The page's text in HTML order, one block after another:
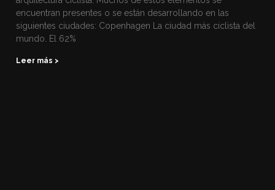
encuentran presentes o se están desarrollando en las
siguientes ciudades: Copenhagen La ciudad más ciclista del
mundo. El 62%
Leer más >